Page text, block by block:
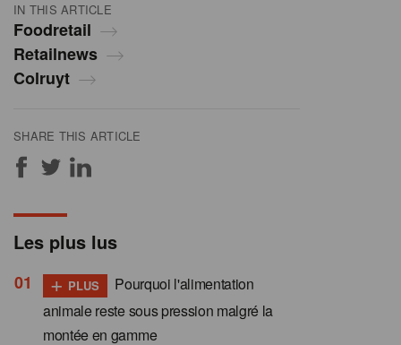
IN THIS ARTICLE
Foodretail
Retailnews
Colruyt
SHARE THIS ARTICLE
Les plus lus
+ PLUS
Pourquoi l'alimentation
animale reste sous pression malgré la
montée en gamme